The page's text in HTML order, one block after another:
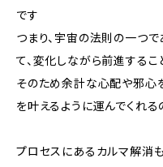
です
つまり、宇宙の法則の一つ
て、変化しながら前進するこ
そのため余計な心配や邪心
を叶えるように運んでくれる
プロセスにあるカルマ解消